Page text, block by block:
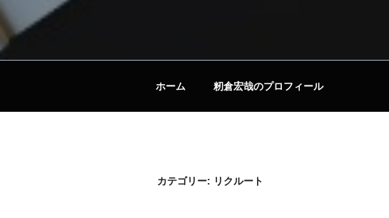
ホーム 籾倉宏哉のプロフィール
カテゴリー: リクルート